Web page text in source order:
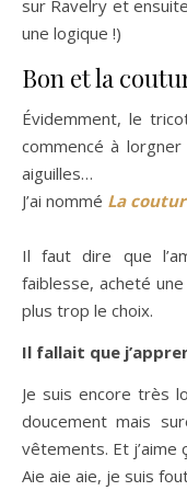
sur Ravelry et
une logique !)
Bon et la
Évidemment, le
commencé à
aiguilles…
J’ai nommé La
Il faut dire que
faiblesse, acheté
plus trop le choix.
Il fallait que
Je suis encore très
doucement mais
vêtements. Et j’aime
Aie aie aie, je suis